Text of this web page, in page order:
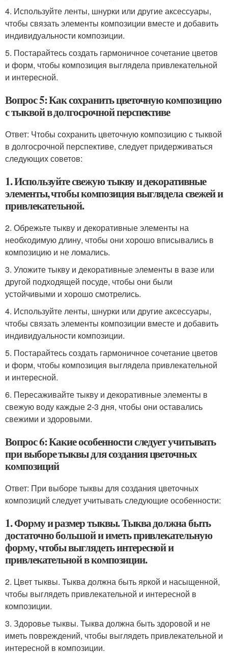
4. Используйте ленты, шнурки или другие аксессуары,
чтобы связать элементы композиции вместе и добавить
индивидуальности композиции.
5. Постарайтесь создать гармоничное сочетание цветов
и форм, чтобы композиция выглядела привлекательной
и интересной.
Вопрос 5: Как сохранить цветочную композицию
с тыквой в долгосрочной перспективе
Ответ: Чтобы сохранить цветочную композицию с тыквой
в долгосрочной перспективе, следует придерживаться
следующих советов:
1. Используйте свежую тыкву и декоративные
элементы, чтобы композиция выглядела свежей и
привлекательной.
2. Обрежьте тыкву и декоративные элементы на
необходимую длину, чтобы они хорошо вписывались в
композицию и не ломались.
3. Уложите тыкву и декоративные элементы в вазе или
другой подходящей посуде, чтобы они были
устойчивыми и хорошо смотрелись.
4. Используйте ленты, шнурки или другие аксессуары,
чтобы связать элементы композиции вместе и добавить
индивидуальности композиции.
5. Постарайтесь создать гармоничное сочетание цветов
и форм, чтобы композиция выглядела привлекательной
и интересной.
6. Пересаживайте тыкву и декоративные элементы в
свежую воду каждые 2-3 дня, чтобы они оставались
свежими и здоровыми.
Вопрос 6: Какие особенности следует учитывать
при выборе тыквы для создания цветочных
композиций
Ответ: При выборе тыквы для создания цветочных
композиций следует учитывать следующие особенности:
1. Форму и размер тыквы. Тыква должна быть
достаточно большой и иметь привлекательную
форму, чтобы выглядеть интересной и
привлекательной в композиции.
2. Цвет тыквы. Тыква должна быть яркой и насыщенной,
чтобы выглядеть привлекательной и интересной в
композиции.
3. Здоровье тыквы. Тыква должна быть здоровой и не
иметь повреждений, чтобы выглядеть привлекательной и
интересной в композиции.